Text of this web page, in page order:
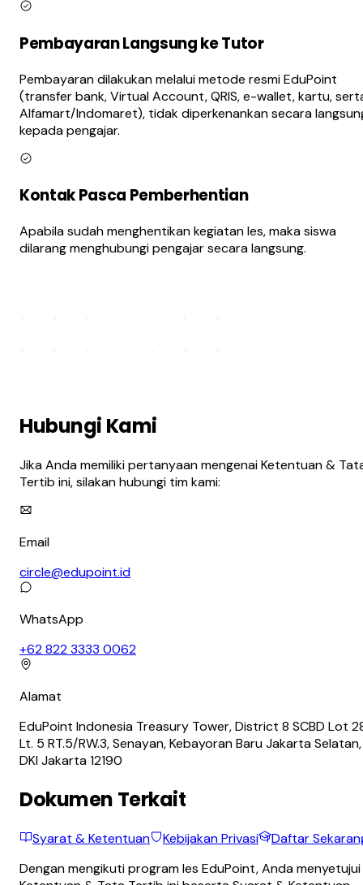
Pembayaran Langsung ke Tutor
Pembayaran dilakukan melalui metode resmi EduPoint
(transfer bank, Virtual Account, QRIS, e-wallet, kartu,
Alfamart/Indomaret), tidak diperkenankan secara
kepada pengajar.
Kontak Pasca Pemberhentian
Apabila sudah menghentikan kegiatan les, maka siswa
dilarang menghubungi pengajar secara langsung.
Hubungi Kami
Jika Anda memiliki pertanyaan mengenai Ketentuan &
Tertib ini, silakan hubungi tim kami:
Email
circle@edupoint.id
WhatsApp
+62 822 3333 0062
Alamat
EduPoint Indonesia Treasury Tower, District 8 SCBD Lot
Lt. 5 RT.5/RW.3, Senayan, Kebayoran Baru Jakarta Selatan,
DKI Jakarta 12190
Dokumen Terkait
Syarat & Ketentuan Kebijakan Privasi
Daftar
Dengan mengikuti program les EduPoint, Anda menyetujui